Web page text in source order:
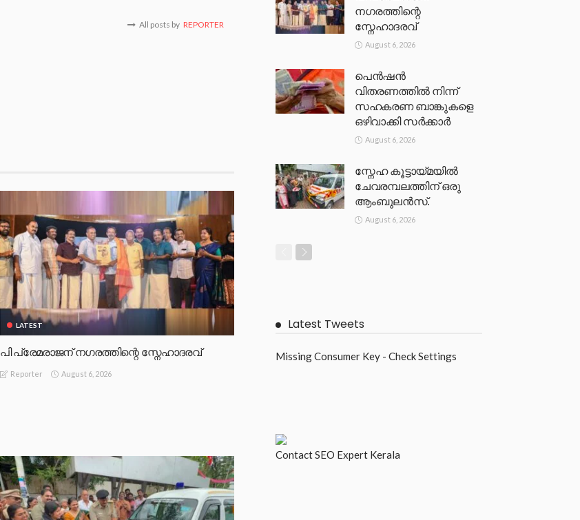
All posts by REPORTER
LATEST
പി പ്രേമരാജന് നഗരത്തിന്റെ സ്നേഹാദരവ്
Reporter August 6, 2026
നഗരത്തിന്റെ
സ്നേഹാദരവ്
August 6, 2026
പെൻഷൻ
വിതരണത്തിൽ നിന്ന്
സഹകരണ ബാങ്കുകളെ
ഒഴിവാക്കി സർക്കാർ
August 6, 2026
സ്നേഹ കൂട്ടായ്മയിൽ
ചേവരമ്പലത്തിന് ഒരു
ആംബുലൻസ്.
August 6, 2026
Latest Tweets
Missing Consumer Key - Check Settings
ContactSEO Expert Kerala